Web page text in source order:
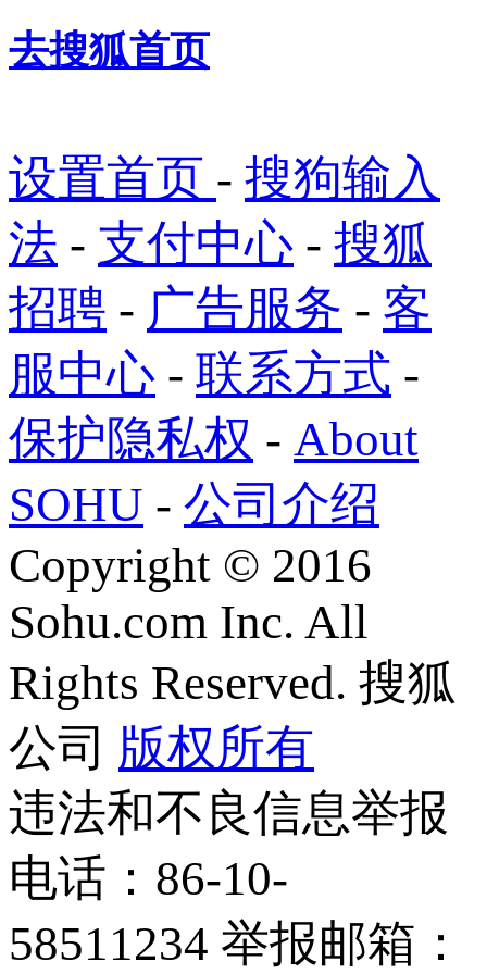
去搜狐首页
设置首页 - 搜狗输入
法 - 支付中心 - 搜狐
招聘 - 广告服务 - 客
服中心 - 联系方式 -
保护隐私权 - About
SOHU - 公司介绍
Copyright © 2016
Sohu.com Inc. All
Rights Reserved. 搜狐
公司 版权所有
违法和不良信息举报
电话：86-10-
58511234 举报邮箱：